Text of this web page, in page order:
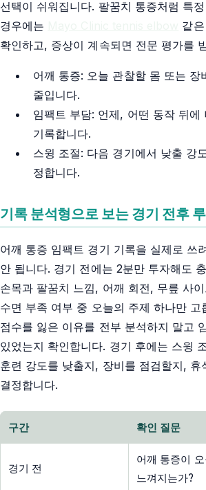
선택이 쉬워집니다. 팔꿈치 통증처럼 특
경우에는
같
확인하고, 증상이 계속되면 전문 평가를
어깨 통증: 오늘 관찰할 몸 또는 장
줄입니다.
임팩트 부담: 언제, 어떤 동작 뒤에
기록합니다.
스윙 조절: 다음 경기에서 낮출 강
정합니다.
기록 분석형으로 보는 경기 전후
어깨 통증 임팩트 경기 기록을 실제로 쓰
안 됩니다. 경기 전에는 2분만 투자해도
손목과 팔꿈치 느낌, 어깨 회전, 무릎 사
수면 부족 여부 중 오늘의 주제 하나만 고
점수를 잃은 이유를 전부 분석하지 말고
있었는지 확인합니다. 경기 후에는 스윙
훈련 강도를 낮출지, 장비를 점검할지, 휴
결정합니다.
구간 확인 질문
경기 전
어깨 통증이
느껴지는가?